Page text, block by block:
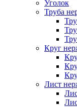
Уголок
Труба
Круг
Лист